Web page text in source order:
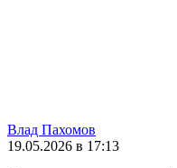
Влад Пахомов
19.05.2026 в 17:13